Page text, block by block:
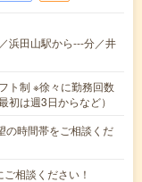
浜田山駅から---分／井
ト制 ※徐々に勤務回数
初は週3日からなど）
の時間帯をご相談くだ
相談ください！